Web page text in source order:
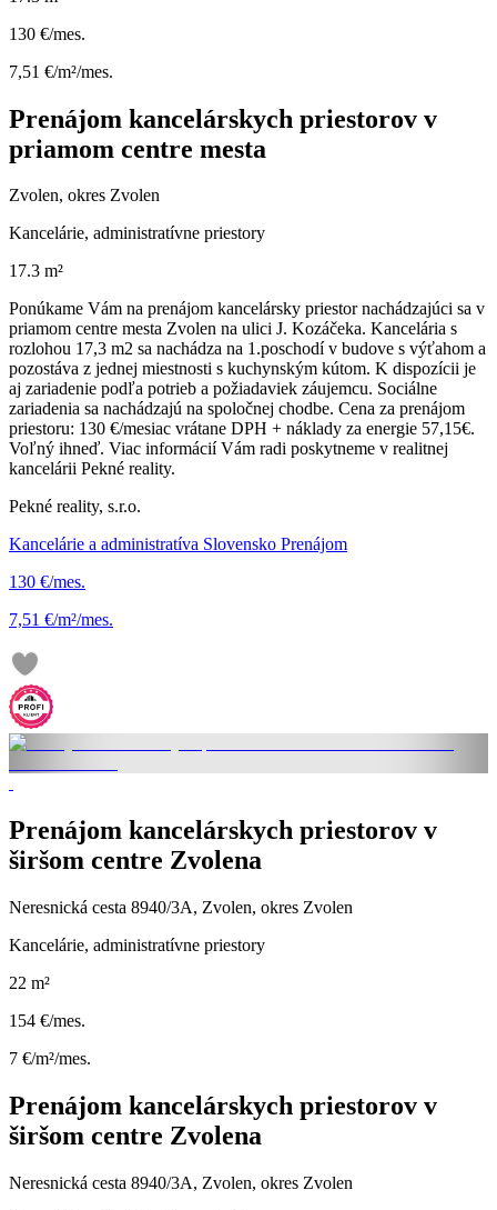
130 €/mes.
7,51 €/m²/mes.
Prenájom kancelárskych priestorov v
priamom centre mesta
Zvolen, okres Zvolen
Kancelárie, administratívne priestory
17.3 m²
Ponúkame Vám na prenájom kancelársky priestor nachádzajúci sa v
priamom centre mesta Zvolen na ulici J. Kozáčeka. Kancelária s
rozlohou 17,3 m2 sa nachádza na 1.poschodí v budove s výťahom a
pozostáva z jednej miestnosti s kuchynským kútom. K dispozícii je
aj zariadenie podľa potrieb a požiadaviek záujemcu. Sociálne
zariadenia sa nachádzajú na spoločnej chodbe. Cena za prenájom
priestoru: 130 €/mesiac vrátane DPH + náklady za energie 57,15€.
Voľný ihneď. Viac informácií Vám radi poskytneme v realitnej
kancelárii Pekné reality.
Pekné reality, s.r.o.
Kancelárie a administratíva Slovensko Prenájom
130 €/mes.
7,51 €/m²/mes.
Prenájom kancelárskych priestorov v
širšom centre Zvolena
Neresnická cesta 8940/3A, Zvolen, okres Zvolen
Kancelárie, administratívne priestory
22 m²
154 €/mes.
7 €/m²/mes.
Prenájom kancelárskych priestorov v
širšom centre Zvolena
Neresnická cesta 8940/3A, Zvolen, okres Zvolen